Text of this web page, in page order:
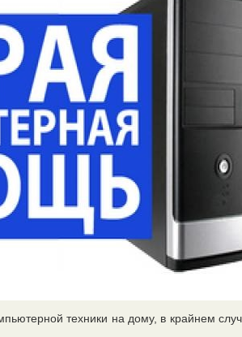
техники на дому, в крайнем